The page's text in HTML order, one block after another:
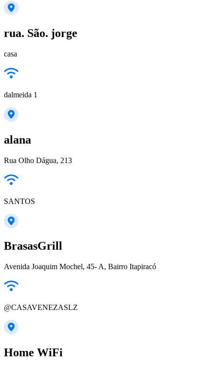
rua. São. jorge
casa
dalmeida 1
alana
Rua Olho Dágua, 213
SANTOS
BrasasGrill
Avenida Joaquim Mochel, 45- A, Bairro Itapiracó
@CASAVENEZASLZ
Home WiFi